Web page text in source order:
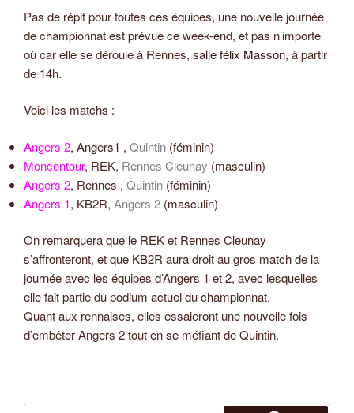
Pas de répit pour toutes ces équipes, une nouvelle journée
de championnat est prévue ce week-end, et pas n’importe
où car elle se déroule à Rennes, salle félix Masson, à partir
de 14h.
Voici les matchs :
Angers 2, Angers1 , Quintin (féminin)
Moncontour, REK, Rennes Cleunay (masculin)
Angers 2, Rennes , Quintin (féminin)
Angers 1, KB2R, Angers 2 (masculin)
On remarquera que le REK et Rennes Cleunay
s’affronteront, et que KB2R aura droit au gros match de la
journée avec les équipes d’Angers 1 et 2, avec lesquelles
elle fait partie du podium actuel du championnat.
Quant aux rennaises, elles essaieront une nouvelle fois
d’embêter Angers 2 tout en se méfiant de Quintin.